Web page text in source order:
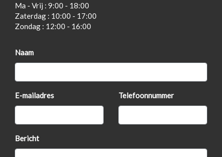
Interieur
Airco
Elektrische ramen voor
Lederen/stof bekleding
Sportstuur
Stuur leder
Ma - Vrij : 9:00 - 18:00
Zaterdag : 10:00 - 17:00
Zondag : 12:00 - 16:00
Naam
E-mailadres Telefoonnummer
Bericht